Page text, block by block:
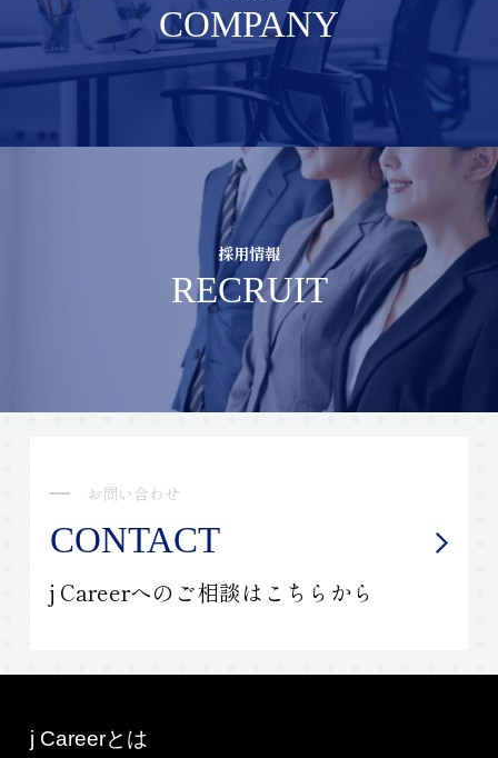
COMPANY
採用情報
RECRUIT
お問い合わせ
CONTACT
j Careerへのご相談はこちらから
j Careerとは